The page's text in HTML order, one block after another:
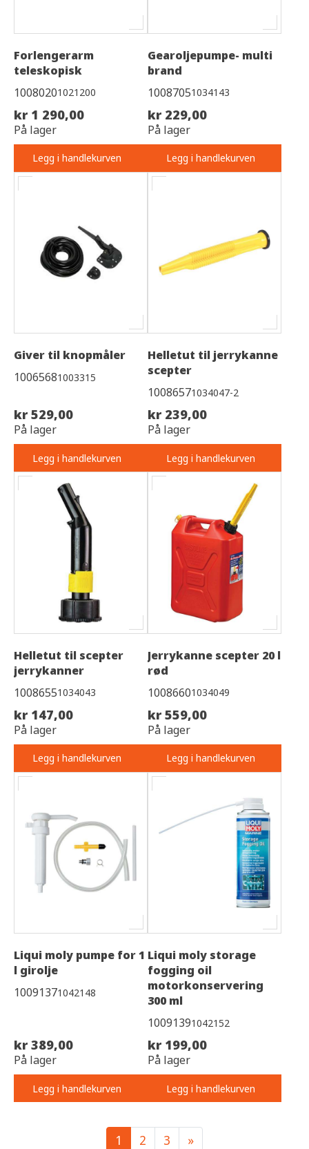
Forlengerarm
teleskopisk
10080201021200
kr 1 290,00
På lager
Legg i handlekurven
Gearoljepumpe- multi
brand
10087051034143
kr 229,00
På lager
Legg i handlekurven
Giver til knopmåler
10065681003315
kr 529,00
På lager
Legg i handlekurven
Helletut til jerrykanne
scepter
10086571034047-2
kr 239,00
På lager
Legg i handlekurven
Helletut til scepter
jerrykanner
10086551034043
kr 147,00
På lager
Legg i handlekurven
Jerrykanne scepter 20 l
rød
10086601034049
kr 559,00
På lager
Legg i handlekurven
Liqui moly pumpe for 1
l girolje
10091371042148
kr 389,00
På lager
Legg i handlekurven
Liqui moly storage
fogging oil
motorkonservering
300 ml
10091391042152
kr 199,00
På lager
Legg i handlekurven
1 2 3 »